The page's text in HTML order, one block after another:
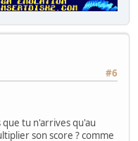
#6
tu n'arrives qu'au
son score ? comme